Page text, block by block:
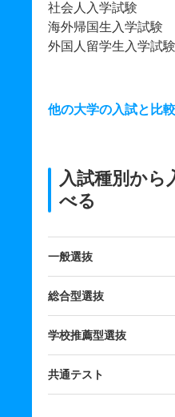
社会人入学試験
海外帰国生入学試験
外国人留学生入学試験
他の大学の入試と比
入試種別から
べる
一般選抜
総合型選抜
学校推薦型選抜
共通テスト